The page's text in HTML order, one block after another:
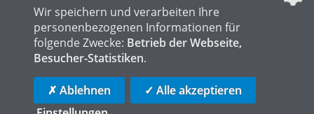
FAQ
DATENSCHUTZEINSTELLUNGEN
HOME OF LOGISTICS
Wir speichern und verarbeiten Ihre
personenbezogenen Informationen für
folgende Zwecke: Betrieb der Webseite,
Besucher-Statistiken.
✗ Ablehnen
✓ Alle akzeptieren